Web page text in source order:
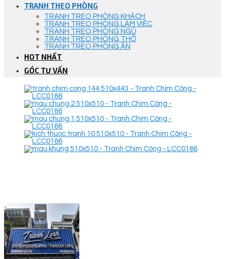
TRANH THEO PHÒNG
TRANH TREO PHÒNG KHÁCH
TRANH TREO PHÒNG LÀM VIỆC
TRANH TREO PHÒNG NGỦ
TRANH TREO PHÒNG THỜ
TRANH TREO PHÒNG ĂN
HOT NHẤT
GÓC TƯ VẤN